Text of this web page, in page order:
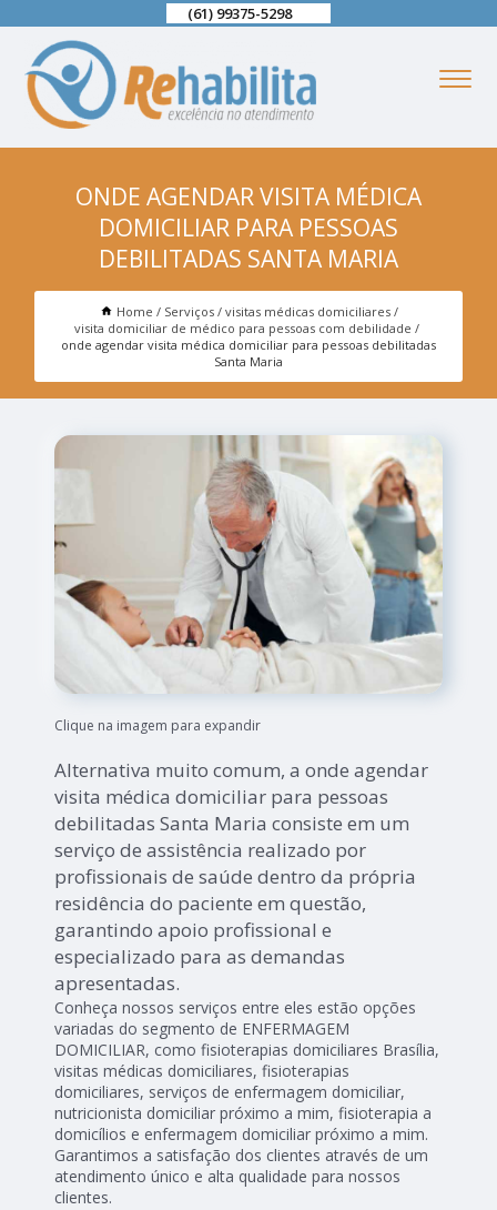
(61) 99375-5298
ONDE AGENDAR VISITA MÉDICA
DOMICILIAR PARA PESSOAS
DEBILITADAS SANTA MARIA
Home Serviços
visitas médicas domiciliares
visita domiciliar de médico para pessoas com debilidade
onde agendar visita médica domiciliar para pessoas debilitadas
Santa Maria
Clique na imagem para expandir
Alternativa muito comum, a onde agendar
visita médica domiciliar para pessoas
debilitadas Santa Maria consiste em um
serviço de assistência realizado por
profissionais de saúde dentro da própria
residência do paciente em questão,
garantindo apoio profissional e
especializado para as demandas
apresentadas.
Conheça nossos serviços entre eles estão opções
variadas do segmento de ENFERMAGEM
DOMICILIAR, como fisioterapias domiciliares Brasília,
visitas médicas domiciliares, fisioterapias
domiciliares, serviços de enfermagem domiciliar,
nutricionista domiciliar próximo a mim, fisioterapia a
domicílios e enfermagem domiciliar próximo a mim.
Garantimos a satisfação dos clientes através de um
atendimento único e alta qualidade para nossos
clientes.